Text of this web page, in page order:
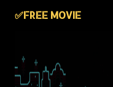
✅️FREE MOVIE